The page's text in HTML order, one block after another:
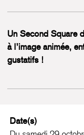
Un Second Square
à l’image animée,
gustatifs !
Date(s)